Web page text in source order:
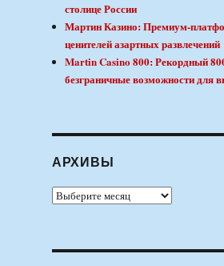
столице России
Мартин Казино: Премиум-
ценителей азартных развлечений
Martin Casino 800: Рекордный
безграничные возможности для
АРХИВЫ
Архивы